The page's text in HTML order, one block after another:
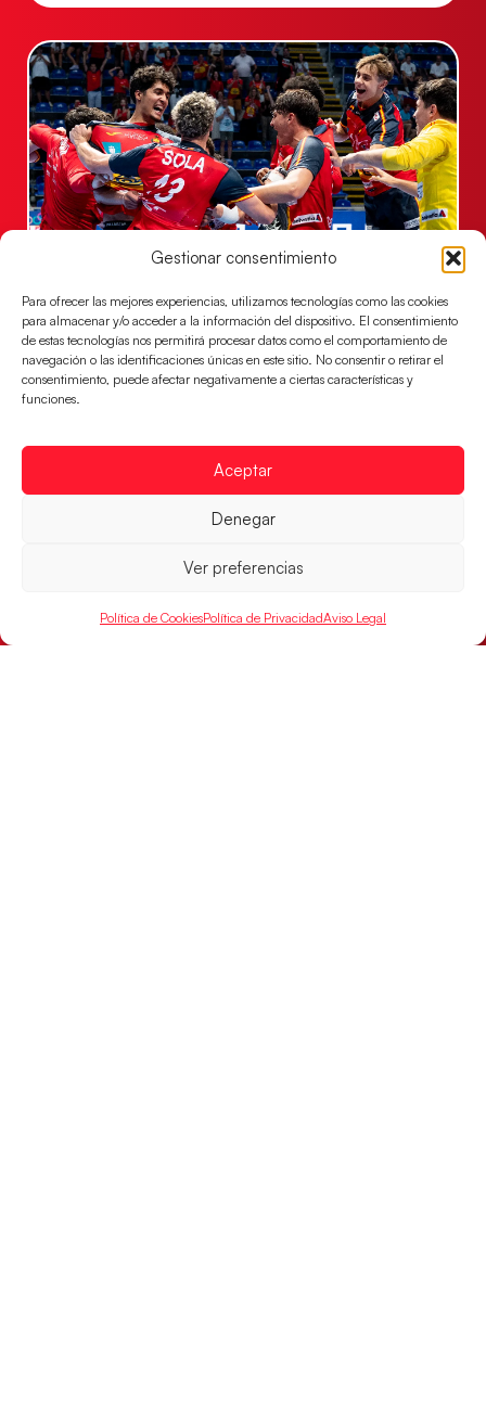
Gestionar consentimiento
Para ofrecer las mejores experiencias, utilizamos tecnologías como las cookies
para almacenar y/o acceder a la información del dispositivo. El consentimiento
de estas tecnologías nos permitirá procesar datos como el comportamiento de
navegación o las identificaciones únicas en este sitio. No consentir o retirar el
consentimiento, puede afectar negativamente a ciertas características y
funciones.
Aceptar
Denegar
Ver preferencias
Política de CookiesPolítica de PrivacidadAviso Legal
semifinales del EHF EURO 2026
Los pupilos de Javier Márquez se han llevado el
partido de semifinales 29-27 ante Francia y mañana
jugarán las semifinales